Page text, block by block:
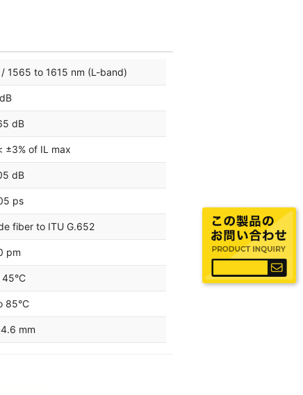
1565 to 1615 nm (L-band)
dB
±3% of IL max
dB
ps
fiber to ITU G.652
pm
85°C
mm